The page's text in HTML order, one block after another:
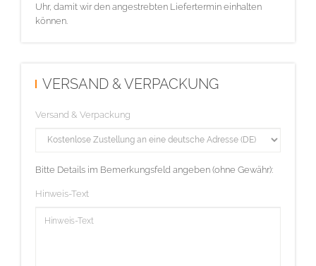
Uhr, damit wir den angestrebten Liefertermin einhalten
können.
VERSAND & VERPACKUNG
Versand & Verpackung
Bitte Details im Bemerkungsfeld angeben (ohne Gewähr):
Hinweis-Text